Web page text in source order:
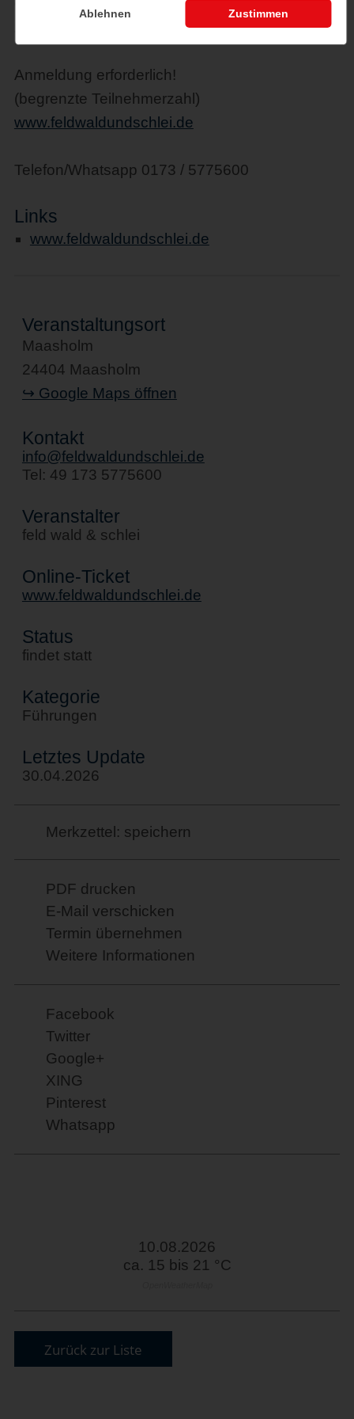
28,00 € / Familie (2 Erw. / 2 Kinder)
Anmeldung erforderlich!
(begrenzte Teilnehmerzahl)
www.feldwaldundschlei.de
Telefon/Whatsapp 0173 / 5775600
Links
www.feldwaldundschlei.de
Veranstaltungsort
Maasholm
24404 Maasholm
↪ Google Maps öffnen
Kontakt
info@feldwaldundschlei.de
Tel: 49 173 5775600
Veranstalter
feld wald & schlei
Online-Ticket
www.feldwaldundschlei.de
Status
findet statt
Kategorie
Führungen
Letztes Update
30.04.2026
Merkzettel: speichern
PDF drucken
E-Mail verschicken
Termin übernehmen
Weitere Informationen
Facebook
Twitter
Google+
XING
Pinterest
Whatsapp
10.08.2026
ca. 15 bis 21 °C
Zurück zur Liste
Ablehnen Zustimmen